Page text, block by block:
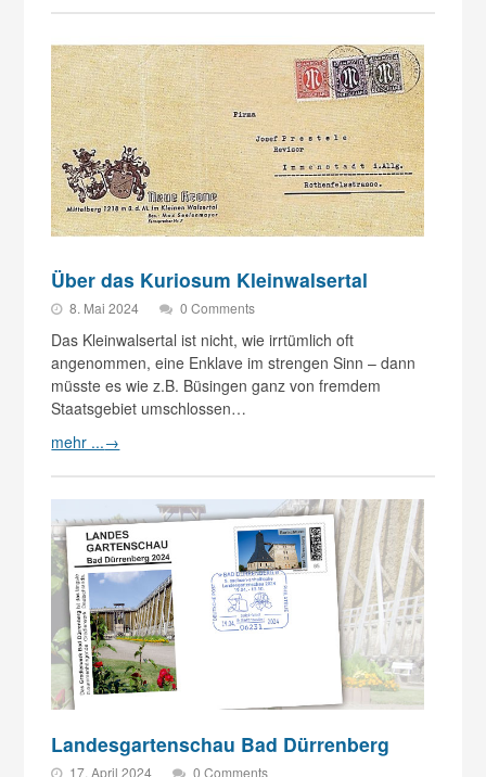
Über das Kuriosum Kleinwalsertal
8. Mai 2024 0 Comments
Das Kleinwalsertal ist nicht, wie irrtümlich oft
angenommen, eine Enklave im strengen Sinn – dann
müsste es wie z.B. Büsingen ganz von fremdem
Staatsgebiet umschlossen…
mehr ...→
Landesgartenschau Bad Dürrenberg
17. April 2024 0 Comments